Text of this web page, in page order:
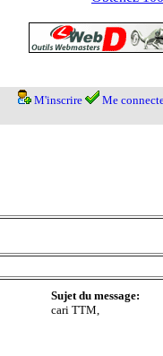
M'inscrire Me
Sujet du message:
cari TTM,